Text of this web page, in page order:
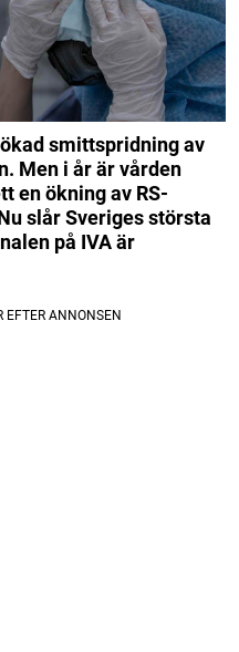
smittspridning av
Men i år är vården
en ökning av RS-
slår Sveriges största
på IVA är